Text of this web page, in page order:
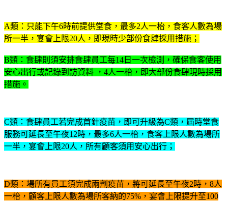
A類：只能下午6時前提供堂食，最多2人一枱，食客人數為場
所一半，宴會上限20人，即現時少部份食肆採用措施；
B類：食肆則須安排食肆員工每14日一次檢測，確保食客使用
安心出行或記錄到訪資料 ，4人一枱，即大部份食肆現時採用
措施。
C類：食肆員工若完成首針疫苗，即可升級為C類，屆時堂食
服務可延長至午夜12時，最多6人一枱，食客上限人數為場所
一半，宴會上限20人，所有顧客須用安心出行；
D類：場所有員工須完成兩劑疫苗，將可延長至午夜2時，8人
一枱，顧客上限人數為場所客納的75%，宴會上限提升至100